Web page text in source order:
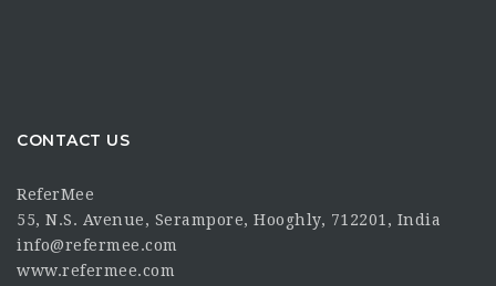
CONTACT US
ReferMee
55, N.S. Avenue, Serampore, Hooghly, 712201, India
info@refermee.com
www.refermee.com